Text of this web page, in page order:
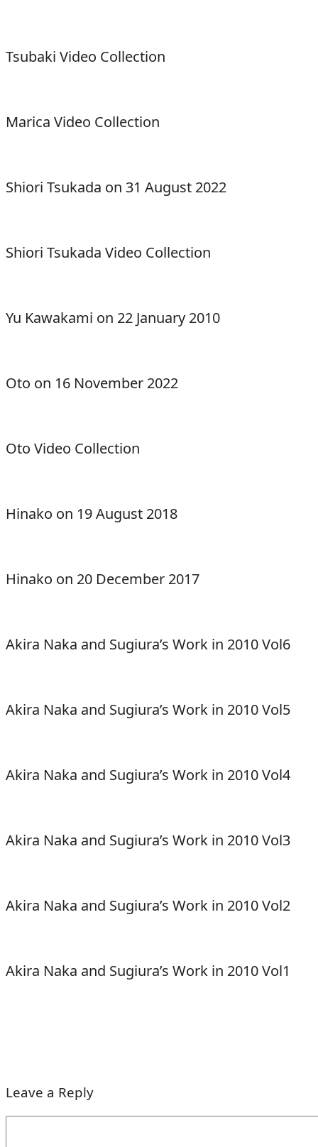
Tsubaki Video Collection
Marica Video Collection
Shiori Tsukada on 31 August 2022
Shiori Tsukada Video Collection
Yu Kawakami on 22 January 2010
Oto on 16 November 2022
Oto Video Collection
Hinako on 19 August 2018
Hinako on 20 December 2017
Akira Naka and Sugiura’s Work in 2010 Vol6
Akira Naka and Sugiura’s Work in 2010 Vol5
Akira Naka and Sugiura’s Work in 2010 Vol4
Akira Naka and Sugiura’s Work in 2010 Vol3
Akira Naka and Sugiura’s Work in 2010 Vol2
Akira Naka and Sugiura’s Work in 2010 Vol1
Leave a Reply